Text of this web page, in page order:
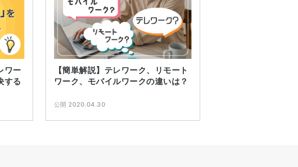
ワー
する
【簡単解説】テレワーク、リモート
ワーク、モバイルワークの違いは？
公開 2020.04.30